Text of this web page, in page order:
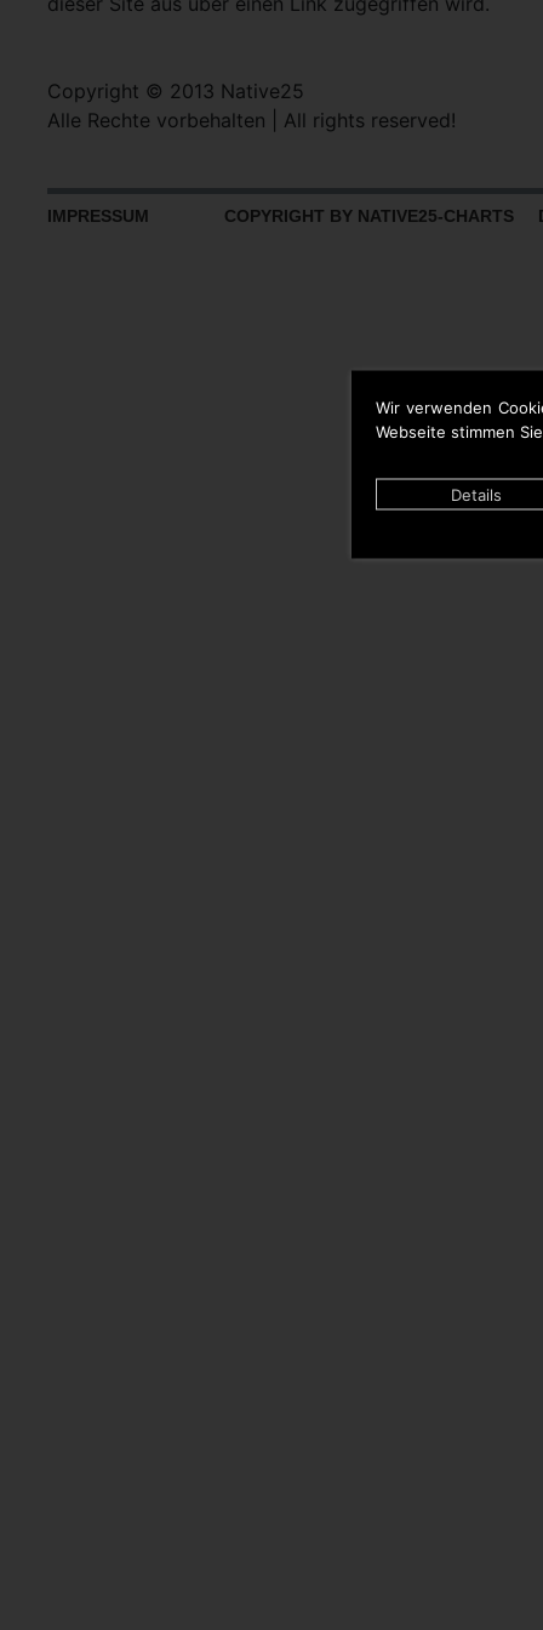
Wir verwenden
Webseite stimmen
Details
Copyright © 2013 Native25
Alle Rechte vorbehalten | All rights reserved!
IMPRESSUM COPYRIGHT BY NATIVE25-CHARTS